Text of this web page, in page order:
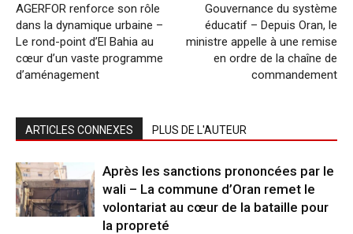
AGERFOR renforce son rôle
dans la dynamique urbaine –
Le rond-point d’El Bahia au
cœur d’un vaste programme
d’aménagement
Gouvernance du système
éducatif – Depuis Oran, le
ministre appelle à une remise
en ordre de la chaîne de
commandement
ARTICLES CONNEXES PLUS DE L'AUTEUR
Après les sanctions prononcées par le
wali – La commune d’Oran remet le
volontariat au cœur de la bataille pour
la propreté